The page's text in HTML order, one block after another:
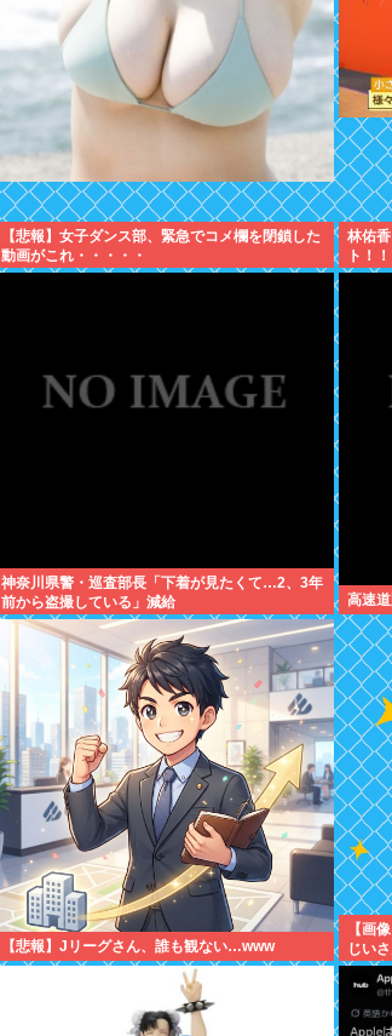
【悲報】女子ダンス部、緊急でコメ欄を閉鎖した
動画がこれ・・・・・
林佑
ト！！
神奈川県警・巡査部長「下着が見たくて…2、3年
前から盗撮している」減給
高速
【悲報】Jリーグさん、誰も観ない…www
【画
じい
w」ﾊﾟ